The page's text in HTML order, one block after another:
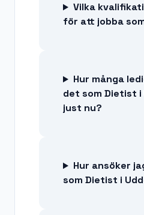
Vilka
för att jobba
Hur många
det som Dietist i
just nu?
Hur ansöker
som Dietist i